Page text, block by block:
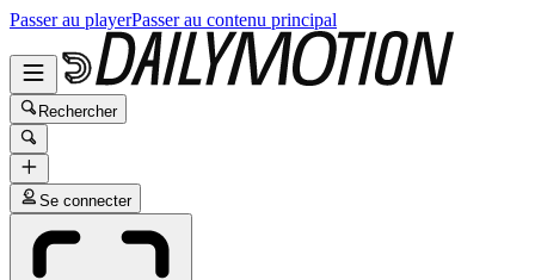
Passer au playerPasser au contenu principal
Rechercher
Se connecter